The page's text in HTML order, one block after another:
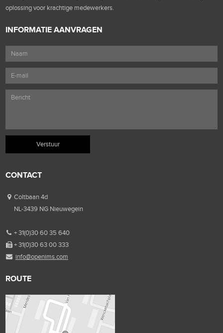
oplossing voor krachtige medewerkers.
INFORMATIE AANVRAGEN
CONTACT
Coltbaan 4d
NL-3439 NG Nieuwegein
+ 31(0)30 60 35 640
+ 31(0)30 63 00 333
info@openims.com
ROUTE